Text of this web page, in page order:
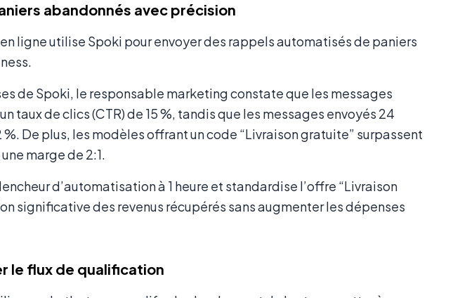
abandonnés avec précision
ligne utilise Spoki pour envoyer des rappels automatisés de paniers
de Spoki, le responsable marketing constate que les messages
taux de clics (CTR) de 15 %, tandis que les messages envoyés 24
%. De plus, les modèles offrant un code “Livraison gratuite” surpassent
marge de 2:1.
d’automatisation à 1 heure et standardise l’offre “Livraison
significative des revenus récupérés sans augmenter les dépenses
le flux de qualification